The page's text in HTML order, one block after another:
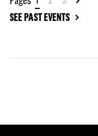
SEE PAST EVENTS